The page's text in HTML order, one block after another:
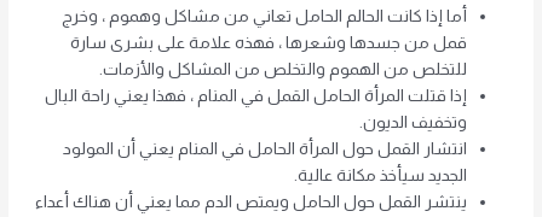
أما إذا كانت الحالم الحامل تعاني من مشاكل وهموم ، وخرج
قمل من جسدها وشعرها ، فهذه علامة على بشرى سارة
للتخلص من الهموم والتخلص من المشاكل والأزمات.
إذا قتلت المرأة الحامل القمل في المنام ، فهذا يعني راحة البال
وتخفيف الديون.
انتشار القمل حول المرأة الحامل في المنام يعني أن المولود
الجديد سيأخذ مكانة عالية.
ينتشر القمل حول الحامل ويمتص الدم مما يعني أن هناك أعداء